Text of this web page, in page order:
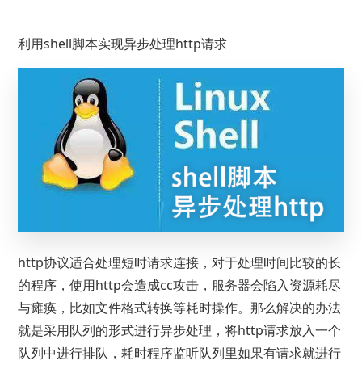
利用shell脚本实现异步处理http请求
http协议适合处理短时请求连接，对于处理时间比较的长
的程序，使用http会造成cc攻击，服务器会陷入资源耗尽
与瘫痪，比如文件格式转换等耗时操作。那么解决的办法
就是采用队列的形式进行异步处理，将http请求放入一个
队列中进行排队，耗时程序监听队列里如果有请求就进行